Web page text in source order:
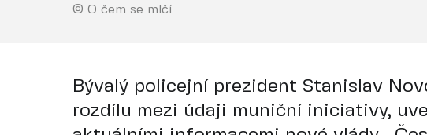
© O čem se mlčí
Bývalý policejní prezident Stanislav
rozdílu mezi údaji muniční iniciativy,